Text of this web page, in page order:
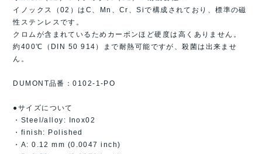
イノックス（02）はC、Mn、Cr、Siで構成されており、標準の磁
性ステンレスです。
クロムが含まれているためカーボンほど硬度は高くありません。
約400℃（DIN 50 914）まで耐熱可能ですが、殺菌は出来ませ
ん。
DUMONT品番：0102-1-PO
●サイズについて
・Steel/alloy: Inox02
・finish: Polished
・A: 0.12 mm (0.0047 inch)